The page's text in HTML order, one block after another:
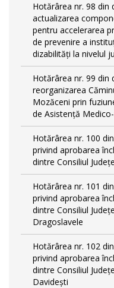
Hotărârea nr. 98 din
actualizarea
pentru accelerarea
de prevenire a
dizabilități la nivelul
Hotărârea nr. 99 din
reorganizarea
Mozăceni prin
de Asistență
Hotărârea nr. 100
privind aprobarea
dintre Consiliul
Hotărârea nr. 101
privind aprobarea
dintre Consiliul
Dragoslavele
Hotărârea nr. 102
privind aprobarea
dintre Consiliul
Davidești